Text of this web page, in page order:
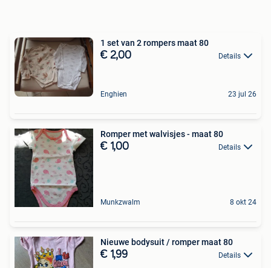
1 set van 2 rompers maat 80
€ 2,00 Details
Enghien 23 jul 26
Romper met walvisjes - maat 80
€ 1,00 Details
Munkzwalm 8 okt 24
Nieuwe bodysuit / romper maat 80
€ 1,99 Details